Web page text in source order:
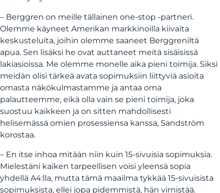
– Berggren on meille tällainen one-stop -partneri.
Olemme käyneet Amerikan markkinoilla kiivaita
keskusteluita, joihin olemme saaneet Berggreniltä
apua. Sen lisäksi he ovat auttaneet meitä sisäisissä
lakiasioissa. Me olemme monelle aika pieni toimija. Siksi
meidän olisi tärkeä avata sopimuksiin liittyviä asioita
omasta näkökulmastamme ja antaa oma
palautteemme, eikä olla vain se pieni toimija, joka
suostuu kaikkeen ja on sitten mahdollisesti
helisemässä omien prosessiensa kanssa, Sandström
korostaa.
– En itse inhoa mitään niin kuin 15-sivuisia sopimuksia.
Mielestäni kaiken tarpeellisen voisi yleensä sopia
yhdellä A4:lla, mutta tämä maailma tykkää 15-sivuisista
sopimuksista, ellei jopa pidemmistä, hän virnistää.